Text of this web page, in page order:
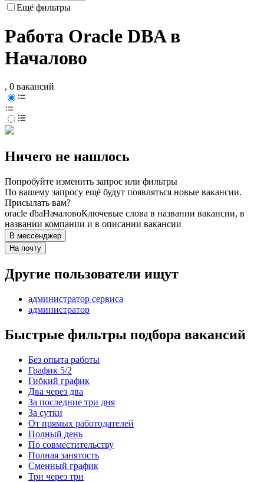
Ещё фильтры
Работа Oracle DBA в
Началово
, 0 вакансий
Ничего не нашлось
Попробуйте изменить запрос или фильтры
По вашему запросу ещё будут появляться новые вакансии.
Присылать вам?
oracle dbaНачаловоКлючевые слова в названии вакансии, в
названии компании и в описании вакансии
В мессенджер
На почту
Другие пользователи ищут
администратор сервиса
администратор
Быстрые фильтры подбора вакансий
Без опыта работы
График 5/2
Гибкий график
Два через два
За последние три дня
За сутки
От прямых работодателей
Полный день
По совместительству
Полная занятость
Сменный график
Три через три